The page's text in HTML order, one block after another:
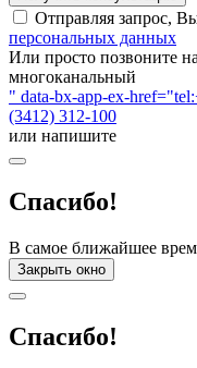
Отправляя запрос,
персональных данных
Или просто позвоните
многоканальный
" data-bx-app-ex-
(3412) 312-100
или напишите
Спасибо!
В самое ближайшее
Закрыть окно
Спасибо!